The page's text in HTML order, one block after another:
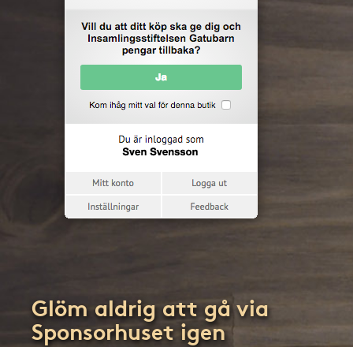
Glöm aldrig att gå via
Sponsorhuset igen